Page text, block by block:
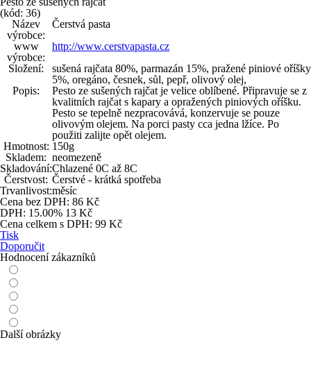
(kód: 36)
Název
výrobce:
Čerstvá pasta
www
výrobce:
http://www.cerstvapasta.cz
Složení:
sušená rajčata 80%, parmazán 15%, pražené piniové oříšky
5%, oregáno, česnek, sůl, pepř, olivový olej,
Popis:
Pesto ze sušených rajčat je velice oblíbené. Připravuje se z
kvalitních rajčat s kapary a opražených piniových oříšku.
Pesto se tepelně nezpracovává, konzervuje se pouze
olivovým olejem. Na porci pasty cca jedna lžíce. Po
použiti zalijte opět olejem.
Hmotnost: 150g
Skladem: neomezeně
Skladování:Chlazené 0C až 8C
Čerstvost: Čerstvé - krátká spotřeba
Trvanlivost:měsíc
Cena bez DPH: 86 Kč
DPH: 15.00% 13 Kč
Cena celkem s DPH: 99 Kč
Tisk
Doporučit
Hodnocení zákazníků
Další obrázky